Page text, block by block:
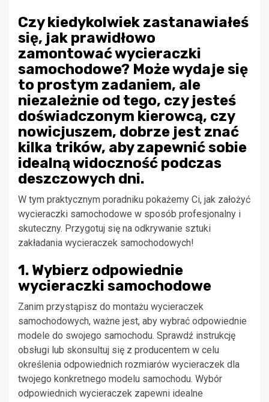
Czy kiedykolwiek zastanawiałeś
się, jak prawidłowo
zamontować wycieraczki
samochodowe? Może wydaje się
to prostym zadaniem, ale
niezależnie od tego, czy jesteś
doświadczonym kierowcą, czy
nowicjuszem, dobrze jest znać
kilka trików, aby zapewnić sobie
idealną widoczność podczas
deszczowych dni.
W tym praktycznym poradniku pokażemy Ci, jak założyć
wycieraczki samochodowe w sposób profesjonalny i
skuteczny. Przygotuj się na odkrywanie sztuki
zakładania wycieraczek samochodowych!
1. Wybierz odpowiednie
wycieraczki samochodowe
Zanim przystąpisz do montażu wycieraczek
samochodowych, ważne jest, aby wybrać odpowiednie
modele do swojego samochodu. Sprawdź instrukcję
obsługi lub skonsultuj się z producentem w celu
określenia odpowiednich rozmiarów wycieraczek dla
twojego konkretnego modelu samochodu. Wybór
odpowiednich wycieraczek zapewni idealne